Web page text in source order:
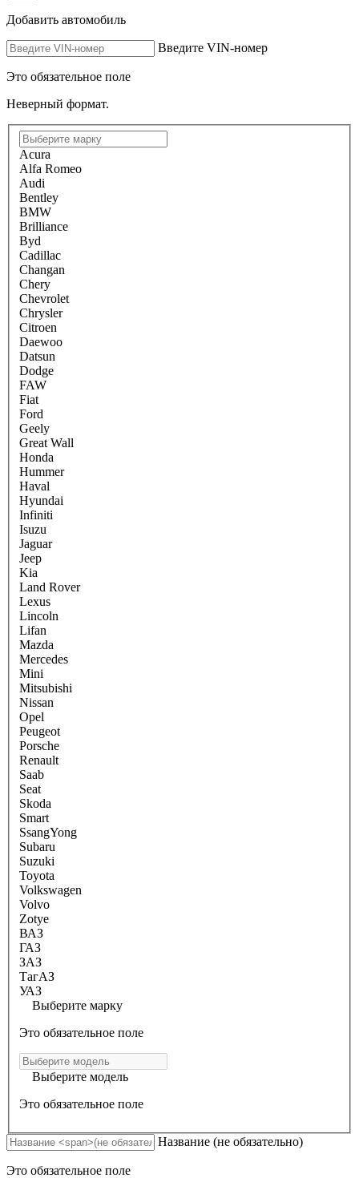
Добавить автомобиль
Введите VIN-номер
Это обязательное поле
Неверный формат.
Acura
Alfa Romeo
Audi
Bentley
BMW
Brilliance
Byd
Cadillac
Changan
Chery
Chevrolet
Chrysler
Citroen
Daewoo
Datsun
Dodge
FAW
Fiat
Ford
Geely
Great Wall
Honda
Hummer
Haval
Hyundai
Infiniti
Isuzu
Jaguar
Jeep
Kia
Land Rover
Lexus
Lincoln
Lifan
Mazda
Mercedes
Mini
Mitsubishi
Nissan
Opel
Peugeot
Porsche
Renault
Saab
Seat
Skoda
Smart
SsangYong
Subaru
Suzuki
Toyota
Volkswagen
Volvo
Zotye
ВАЗ
ГАЗ
ЗАЗ
ТагАЗ
УАЗ
Выберите марку
Это обязательное поле
Выберите модель
Это обязательное поле
Название (не обязательно)
Это обязательное поле